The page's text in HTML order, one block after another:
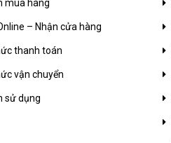
mua hàng
– Nhận cửa hàng
thanh toán
vận chuyển
sử dụng